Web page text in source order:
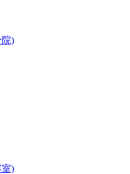
)
)